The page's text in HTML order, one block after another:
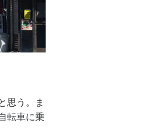
思う。ま
転車に乗